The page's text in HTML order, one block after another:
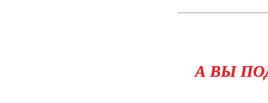
А ВЫ